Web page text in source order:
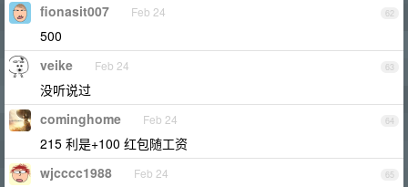
62
fionasit007 Feb 24
500
63
veike Feb 24
没听说过
64
cominghome Feb 24
215 利是+100 红包随工资
65
wjcccc1988 Feb 24